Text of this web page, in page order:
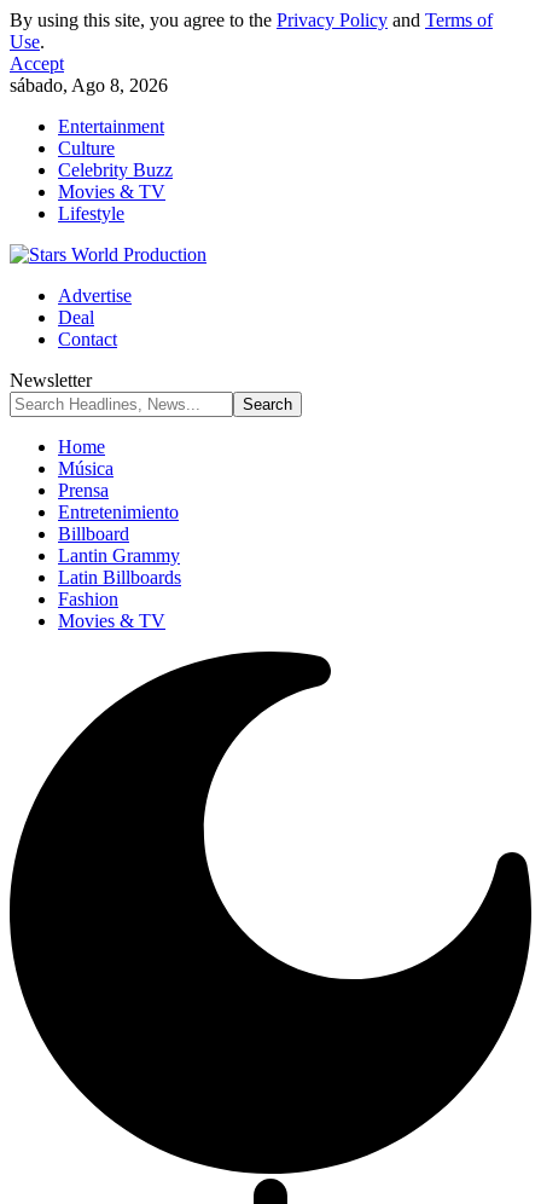
By using this site, you agree to the Privacy Policy and Terms of
Use.
Accept
sábado, Ago 8, 2026
Entertainment
Culture
Celebrity Buzz
Movies & TV
Lifestyle
Advertise
Deal
Contact
Newsletter
Home
Música
Prensa
Entretenimiento
Billboard
Lantin Grammy
Latin Billboards
Fashion
Movies & TV